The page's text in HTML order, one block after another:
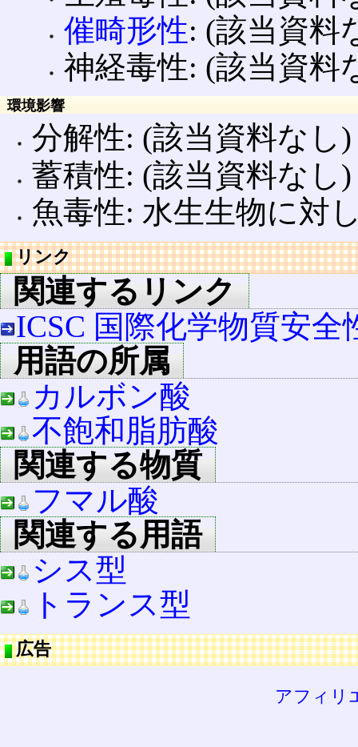
催畸形性: (該当資料
神経毒性: (該当資料
環境影響
分解性: (該当資料なし)
蓄積性: (該当資料なし)
魚毒性: 水生生物に対
リンク
関連するリンク
ICSC 国際化学物質安全
用語の所属
カルボン酸
不飽和脂肪酸
関連する物質
フマル酸
関連する用語
シス型
トランス型
広告
アフィリ